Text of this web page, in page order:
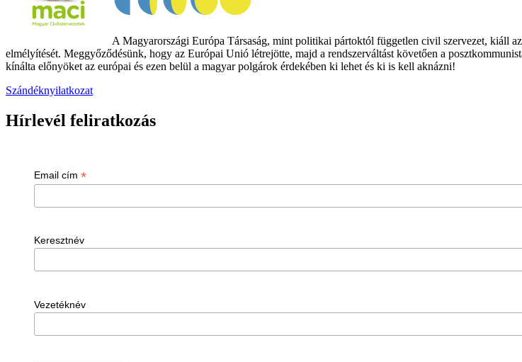
A Magyarországi Európa Társaság, mint politikai pártoktól független civil szervezet, kiáll
elmélyítését. Meggyőződésünk, hogy az Európai Unió létrejötte, majd a rendszerváltást követően a
kínálta előnyöket az európai és ezen belül a magyar polgárok érdekében ki lehet és ki is kell aknázni!
Szándéknyilatkozat
Hírlevél feliratkozás
Email cím *
Keresztnév
Vezetéknév